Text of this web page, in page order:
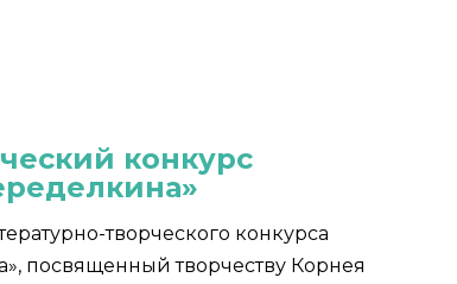
конкурс
творческого конкурса
посвященный творчеству Корнея